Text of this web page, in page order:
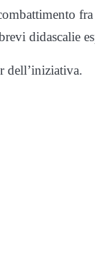
didascalie
dell’iniziativa.